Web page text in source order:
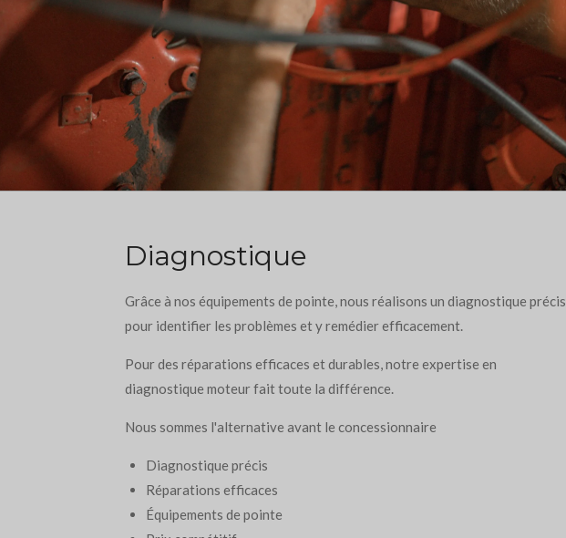
Diagnostique
Grâce à nos équipements de pointe, nous réalisons un diagnostique précis
pour identifier les problèmes et y remédier efficacement.
Pour des réparations efficaces et durables, notre expertise en
diagnostique moteur fait toute la différence.
Nous sommes l'alternative avant le concessionnaire
Diagnostique précis
Réparations efficaces
Équipements de pointe